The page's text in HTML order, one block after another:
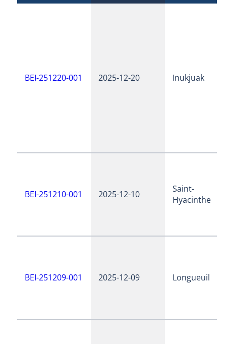
BEI-251220-001 2025-12-20 Inukjuak
BEI-251210-001 2025-12-10
Saint-
Hyacinthe
BEI-251209-001 2025-12-09 Longueuil